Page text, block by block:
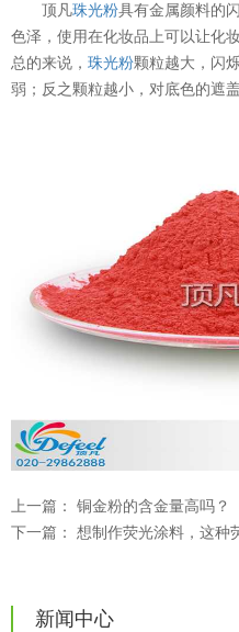
顶凡珠光粉具有金属颜料的
色泽，使用在化妆品上可以让化
总的来说， 珠光粉颗粒越大，闪
弱；反之颗粒越小，对底色的遮
上一篇： 铜金粉的含金量高吗？
下一篇： 想制作荧光涂料，这种
新闻中心